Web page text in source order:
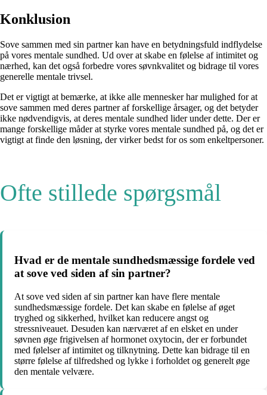
Konklusion
Sove sammen med sin partner kan have en betydningsfuld indflydelse
på vores mentale sundhed. Ud over at skabe en følelse af intimitet og
nærhed, kan det også forbedre vores søvnkvalitet og bidrage til vores
generelle mentale trivsel.
Det er vigtigt at bemærke, at ikke alle mennesker har mulighed for at
sove sammen med deres partner af forskellige årsager, og det betyder
ikke nødvendigvis, at deres mentale sundhed lider under dette. Der er
mange forskellige måder at styrke vores mentale sundhed på, og det er
vigtigt at finde den løsning, der virker bedst for os som enkeltpersoner.
Ofte stillede spørgsmål
Hvad er de mentale sundhedsmæssige fordele ved
at sove ved siden af sin partner?
At sove ved siden af sin partner kan have flere mentale
sundhedsmæssige fordele. Det kan skabe en følelse af øget
tryghed og sikkerhed, hvilket kan reducere angst og
stressniveauet. Desuden kan nærværet af en elsket en under
søvnen øge frigivelsen af hormonet oxytocin, der er forbundet
med følelser af intimitet og tilknytning. Dette kan bidrage til en
større følelse af tilfredshed og lykke i forholdet og generelt øge
den mentale velvære.